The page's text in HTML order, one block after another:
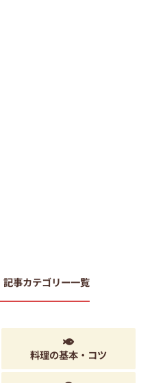
記事カテゴリー一覧
料理の基本・コツ